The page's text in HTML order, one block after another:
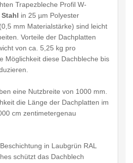
Trapezbleche Profil W-
Stahl in 25 µm Polyester
mm Materialstärke) sind leicht
Vorteile der Dachplatten
von ca. 5,25 kg pro
Möglichkeit diese Dachbleche bis
eine Nutzbreite von 1000 mm.
die Länge der Dachplatten im
cm zentimetergenau
in Laubgrün RAL
schützt das Dachblech